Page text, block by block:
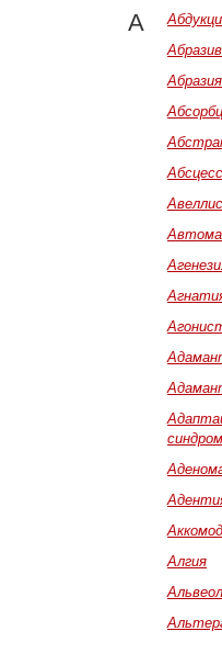
А
Абразия
Абсцесс
синдром
Алгия